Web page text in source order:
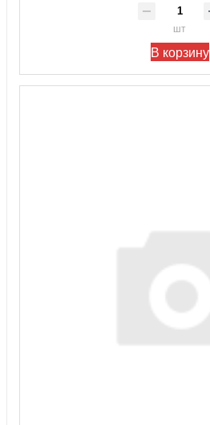
шт
В корзину